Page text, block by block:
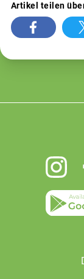
Artikel teilen